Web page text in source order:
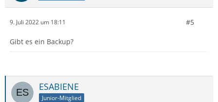
9. Juli 2022 um 18:11 #5
Gibt es ein Backup?
ESABIENE
Junior-Mitglied